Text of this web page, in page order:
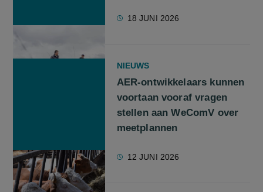
18 JUNI 2026
NIEUWS
AER-ontwikkelaars kunnen
voortaan vooraf vragen
stellen aan WeComV over
meetplannen
12 JUNI 2026